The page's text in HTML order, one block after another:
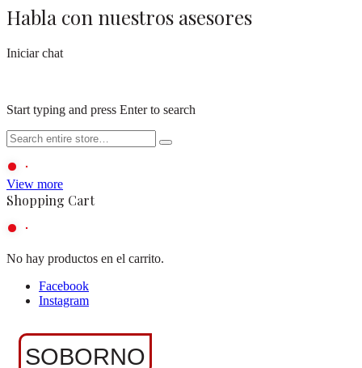
Habla con nuestros asesores
Iniciar chat
Start typing and press Enter to search
View more
Shopping Cart
No hay productos en el carrito.
Facebook
Instagram
SOBORNO